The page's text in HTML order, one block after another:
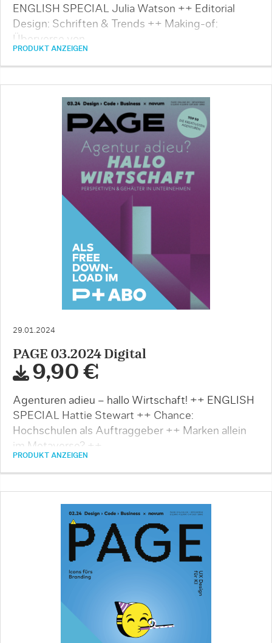
ENGLISH SPECIAL Julia Watson ++ Editorial
Design: Schriften & Trends ++ Making-of:
Überverse von …
PRODUKT ANZEIGEN
29.01.2024
PAGE 03.2024 Digital
9,90 €
Agenturen adieu – hallo Wirtschaft! ++ ENGLISH
SPECIAL Hattie Stewart ++ Chance:
Hochschulen als Auftraggeber ++ Marken allein
im Metaverse? ++ …
PRODUKT ANZEIGEN